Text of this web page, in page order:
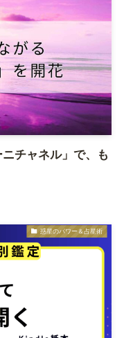
チャネル」で、も
惑星のパワー＆占星術